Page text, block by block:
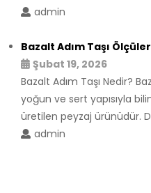
admin
Bazalt Adım Taşı
Şubat 19, 2026
Bazalt Adım Taşı Nedir?
yoğun ve sert yapısıyla
üretilen peyzaj ürünüdür.
admin